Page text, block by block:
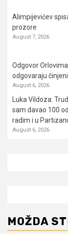
Alimpijevićev
prozore
August 7, 2026
Odgovor
odgovaraju
August 6, 2026
Luka Vildoza:
sam davao 100
radim i u
August 6, 2026
MOŽDA